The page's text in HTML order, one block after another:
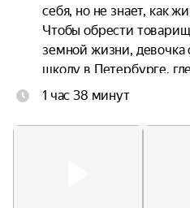
себя, но не знает, как
Чтобы обрести
земной жизни, девочка
школу в Петербурге,
невероятных
1 час 38 минут